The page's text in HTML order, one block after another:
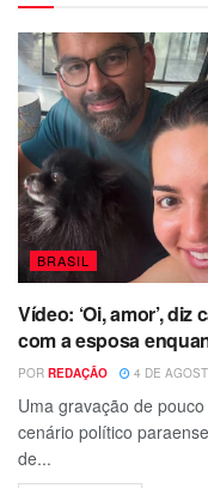
BRASIL
Vídeo: ‘Oi, amor’,
com a esposa
POR REDAÇÃO 4 DE
Uma gravação de
cenário político
de...